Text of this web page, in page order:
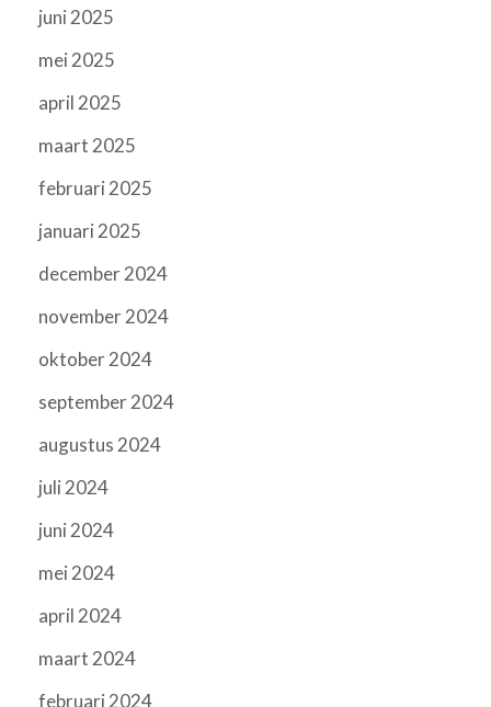
juni 2025
mei 2025
april 2025
maart 2025
februari 2025
januari 2025
december 2024
november 2024
oktober 2024
september 2024
augustus 2024
juli 2024
juni 2024
mei 2024
april 2024
maart 2024
februari 2024